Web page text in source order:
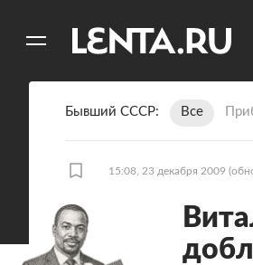
Бывший СССР Все
15:08, 23 декабря 2009